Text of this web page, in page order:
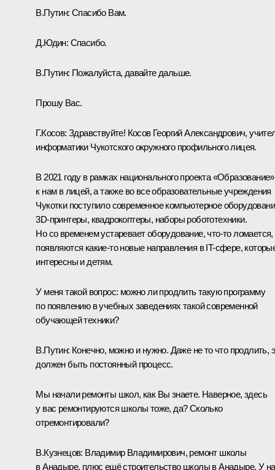
В.Путин: Спасибо Вам.
Д.Юдин: Спасибо.
В.Путин: Пожалуйста, давайте дальше.
Прошу Вас.
Г.Косов: Здравствуйте! Косов Георгий Александрович,
информатики Чукотского окружного профильного лицея.
В 2021 году в рамках национального проекта «Образование»
к нам в лицей, а также во все образовательные учреждения
Чукотки поступило современное компьютерное
3D-принтеры, квадрокоптеры, наборы робототехники.
Но со временем устаревает оборудование, что-то ломается,
появляются какие-то новые направления в IT-сфере,
интересны и детям.
У меня такой вопрос: можно ли продлить такую программу
по появлению в учебных заведениях такой современной
обучающей техники?
В.Путин: Конечно, можно и нужно. Даже не то что продлить,
должен быть постоянный процесс.
Мы начали ремонты школ, как Вы знаете. Наверное, здесь
у вас ремонтируются школы тоже, да? Сколько
отремонтировали?
В.Кузнецов: Владимир Владимирович, ремонт школы
в Анадыре, плюс ещё строительство школы в Анадыре. У